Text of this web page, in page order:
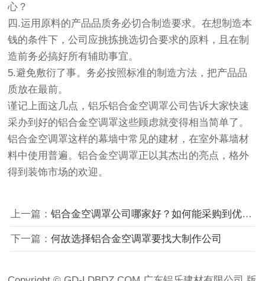
心？
四.运用原料的产品品质务必切合制造要求。在想制造本
钱的条件下，公司应挑拣挑选切合要求的原料，且在制
造前务必搞好所有辅助事宜。
5.避免敷衍了事。务必按照标准的制造方法，把产品品
质放在最前。
谨记上面这几点，铝乐铝合金空调罩公司告诉大家快速
采办到好的铝合金空调罩这些顾虑就变得相当简单了。
铝合金空调罩这样的幕墙中常见的建材，在室外幕墙材
料中使用普遍。铝合金空调罩正以其杰出的亮点，格外
得到装饰市场的欢迎。
上一篇： 铝合金空调罩公司哪家好？如何能采购到优秀铝合金空调罩
下一篇： 何故选择铝合金空调罩要找大制作公司